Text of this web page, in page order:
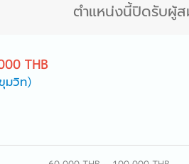
ตำแหน่งนี้ปิดรับผู้ส
THB
มวิท)